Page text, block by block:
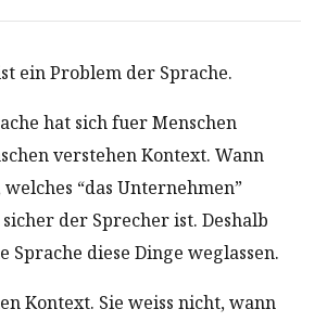
ein Problem der Sprache.
hat sich fuer Menschen
verstehen Kontext. Wann
“das Unternehmen”
der Sprecher ist. Deshalb
Sprache diese Dinge weglassen.
Kontext. Sie weiss nicht, wann